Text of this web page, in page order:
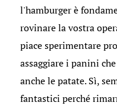
l'hamburger è
rovinare la vostra
piace sperimentare
assaggiare i panini
anche le patate. Sì,
fantastici perché